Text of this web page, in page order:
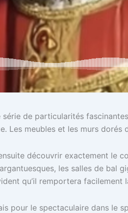
de particularités
Les meubles et les murs
découvrir exactement le
les salles de bal
qu’il remportera facilement
pour le spectaculaire dans